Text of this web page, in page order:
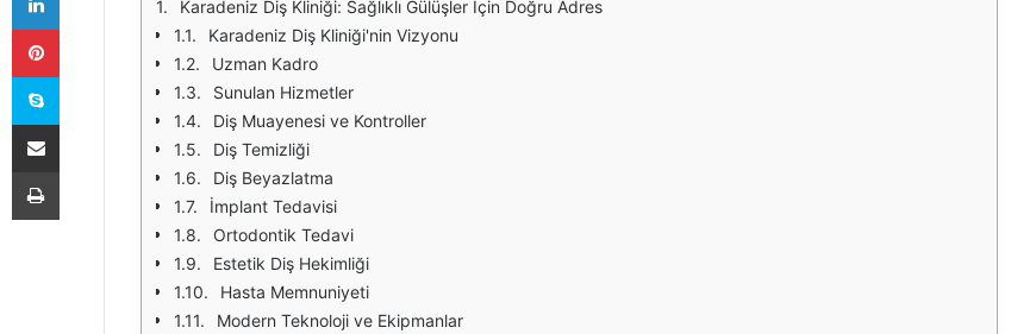
Karadeniz Diş Kliniği: Sağlıklı Gülüşler İçin Doğru Adres
Karadeniz Diş Kliniği'nin Vizyonu
Uzman Kadro
Sunulan Hizmetler
Diş Muayenesi ve Kontroller
Diş Temizliği
Diş Beyazlatma
İmplant Tedavisi
Ortodontik Tedavi
Estetik Diş Hekimliği
Hasta Memnuniyeti
Modern Teknoloji ve Ekipmanlar
Pinterest
Skype
E-Posta ile paylaş